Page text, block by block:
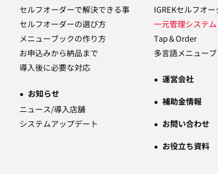
セルフオーダーで解決できる事
セルフオーダーの選び方
メニューブックの作り方
お申込みから納品まで
導入後に必要な対応
お知らせ
ニュース/導入店舗
システムアップデート
IGREKセルフオー
一元管理システム
Tap＆Order
多言語メニュー
運営会社
補助金情報
お問い合わせ
お役立ち資料